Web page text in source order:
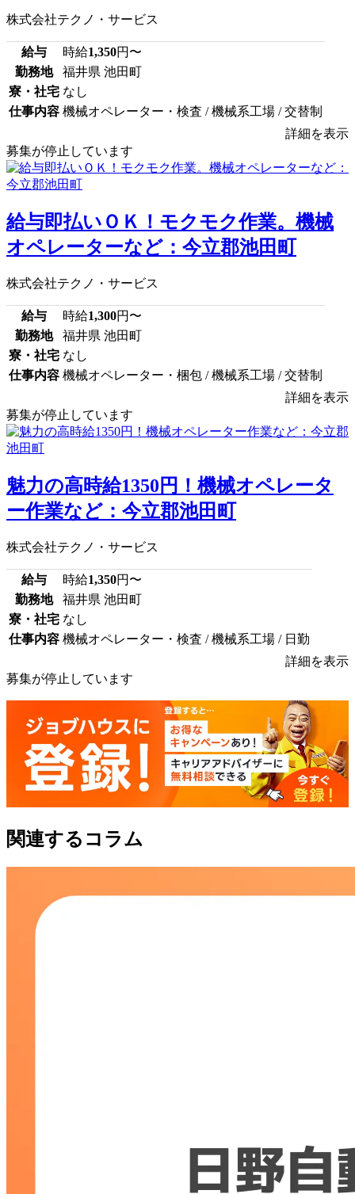
株式会社テクノ・サービス
給与 時給1,350円〜
勤務地
福井県 池田町
寮・社宅 なし
仕事内容 機械オペレーター・検査 / 機械系工場 / 交替制
詳細を表示
募集が停止しています
給与即払いＯＫ！モクモク作業。機械
オペレーターなど：今立郡池田町
株式会社テクノ・サービス
給与 時給1,300円〜
勤務地
福井県 池田町
寮・社宅 なし
仕事内容 機械オペレーター・梱包 / 機械系工場 / 交替制
詳細を表示
募集が停止しています
魅力の高時給1350円！機械オペレータ
ー作業など：今立郡池田町
株式会社テクノ・サービス
給与 時給1,350円〜
勤務地
福井県 池田町
寮・社宅 なし
仕事内容 機械オペレーター・検査 / 機械系工場 / 日勤
詳細を表示
募集が停止しています
関連するコラム